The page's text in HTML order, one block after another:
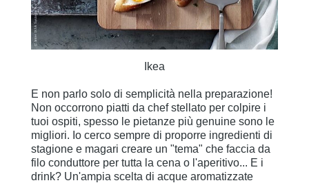
Ikea
E non parlo solo di semplicità nella preparazione!
Non occorrono piatti da chef stellato per colpire i
tuoi ospiti, spesso le pietanze più genuine sono le
migliori. Io cerco sempre di proporre ingredienti di
stagione e magari creare un "tema" che faccia da
filo conduttore per tutta la cena o l'aperitivo... E i
drink? Un'ampia scelta di acque aromatizzate